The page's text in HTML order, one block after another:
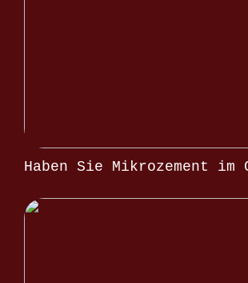
Haben Sie Mikrozement